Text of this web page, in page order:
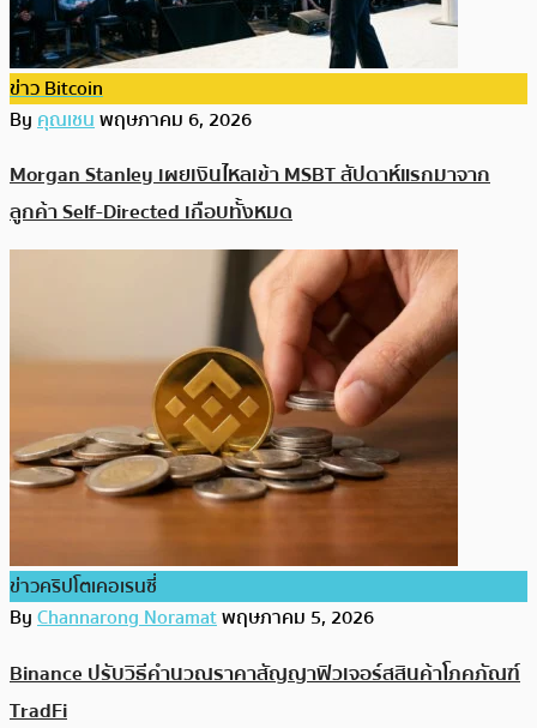
ข่าว Bitcoin
Byคุณเชนพฤษภาคม 6, 2026
Morgan Stanley เผยเงินไหลเข้า MSBT สัปดาห์แรกมาจาก
ลูกค้า Self-Directed เกือบทั้งหมด
ข่าวคริปโตเคอเรนซี่
ByChannarong Noramatพฤษภาคม 5, 2026
Binance ปรับวิธีคำนวณราคาสัญญาฟิวเจอร์สสินค้าโภคภัณฑ์
TradFi